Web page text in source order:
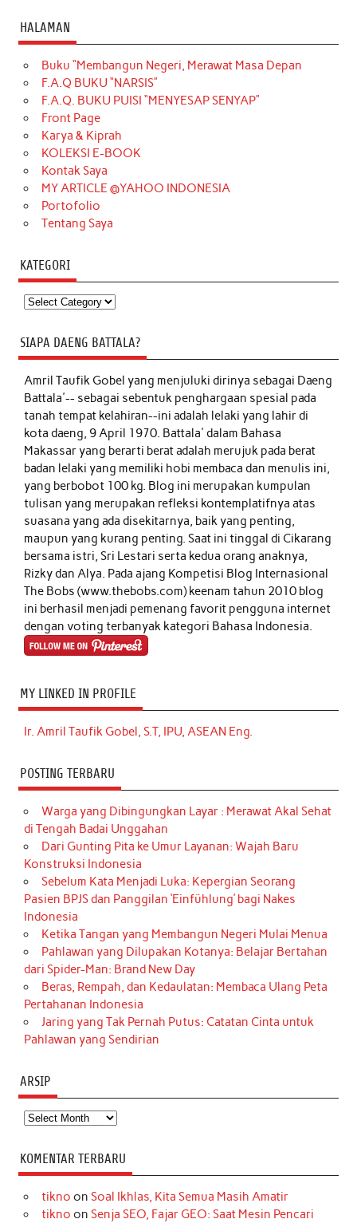
HALAMAN
Buku “Membangun Negeri, Merawat Masa Depan
F.A.Q BUKU “NARSIS”
F.A.Q. BUKU PUISI “MENYESAP SENYAP”
Front Page
Karya & Kiprah
KOLEKSI E-BOOK
Kontak Saya
MY ARTICLE @YAHOO INDONESIA
Portofolio
Tentang Saya
KATEGORI
Kategori
SIAPA DAENG BATTALA?
Amril Taufik Gobelyang menjuluki dirinya sebagai Daeng
Battala'-- sebagai sebentuk penghargaan spesial pada
tanah tempat kelahiran--ini adalah lelaki yang lahir di
kota daeng, 9 April 1970. Battala' dalam Bahasa
Makassar yang berarti berat adalah merujuk pada berat
badan lelaki yang memiliki hobi membaca dan menulis ini,
yang berbobot 100 kg. Blog ini merupakan kumpulan
tulisan yang merupakan refleksi kontemplatifnya atas
suasana yang ada disekitarnya, baik yang penting,
maupun yang kurang penting. Saat ini tinggal di Cikarang
bersama istri, Sri Lestari serta kedua orang anaknya,
Rizky dan Alya. Pada ajang Kompetisi Blog Internasional
The Bobs (www.thebobs.com) keenam tahun 2010 blog
ini berhasil menjadi pemenang favorit pengguna internet
dengan voting terbanyak kategori Bahasa Indonesia.
MY LINKED IN PROFILE
Ir. Amril Taufik Gobel, S.T, IPU, ASEAN Eng.
POSTING TERBARU
Warga yang Dibingungkan Layar : Merawat Akal Sehat
di Tengah Badai Unggahan
Dari Gunting Pita ke Umur Layanan: Wajah Baru
Konstruksi Indonesia
Sebelum Kata Menjadi Luka: Kepergian Seorang
Pasien BPJS dan Panggilan ‘Einfühlung’ bagi Nakes
Indonesia
Ketika Tangan yang Membangun Negeri Mulai Menua
Pahlawan yang Dilupakan Kotanya: Belajar Bertahan
dari Spider-Man: Brand New Day
Beras, Rempah, dan Kedaulatan: Membaca Ulang Peta
Pertahanan Indonesia
Jaring yang Tak Pernah Putus: Catatan Cinta untuk
Pahlawan yang Sendirian
ARSIP
Arsip
KOMENTAR TERBARU
tikno on Soal Ikhlas, Kita Semua Masih Amatir
tikno on Senja SEO, Fajar GEO: Saat Mesin Pencari